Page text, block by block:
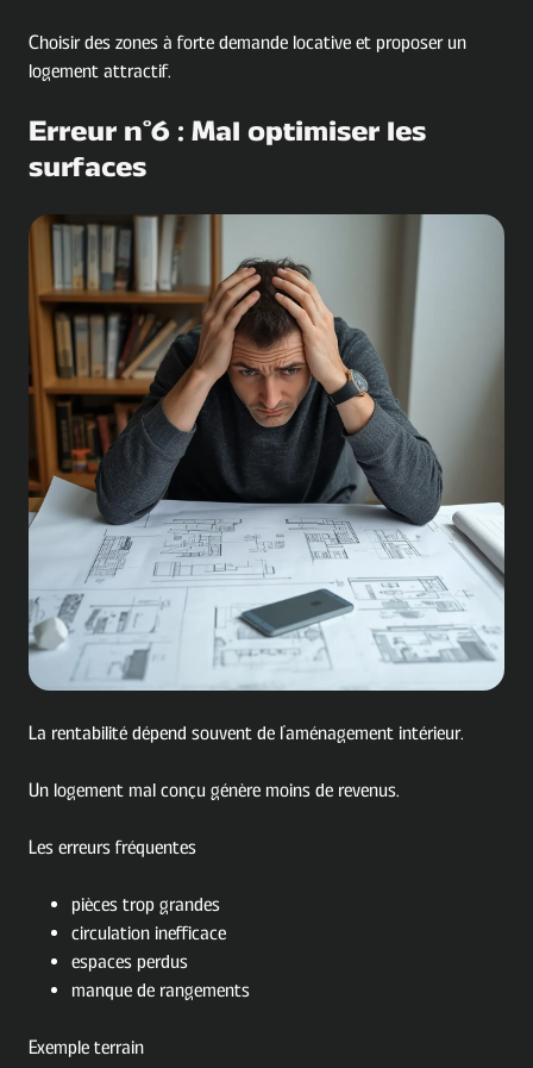
Choisir des zones à forte demande locative et proposer un
logement attractif.
Erreur n°6 : Mal optimiser les
surfaces
La rentabilité dépend souvent de l'aménagement intérieur.
Un logement mal conçu génère moins de revenus.
Les erreurs fréquentes
pièces trop grandes
circulation inefficace
espaces perdus
manque de rangements
Exemple terrain